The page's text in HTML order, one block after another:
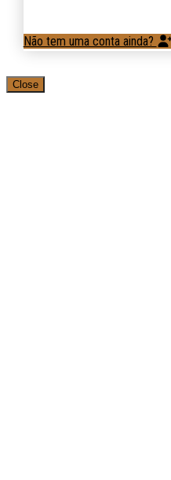
Não tem uma conta ainda?
Close